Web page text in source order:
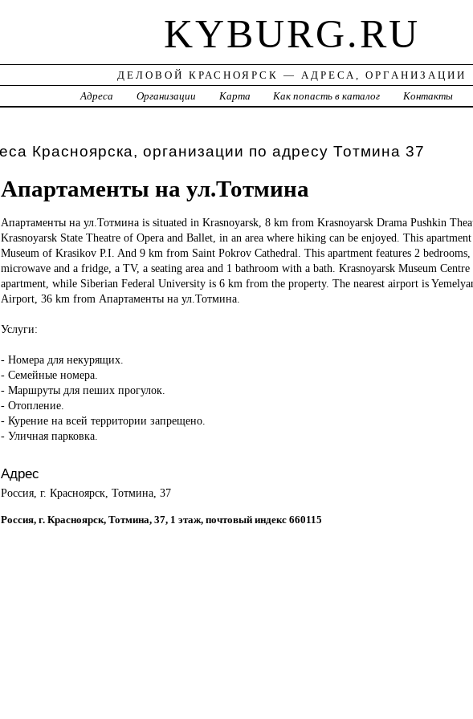
KYBURG.RU
ДЕЛОВОЙ КРАСНОЯРСК — АДРЕСА, ОРГАНИЗАЦИИ
Адреса
Организации Карта Как попасть в каталог Контакты
Красноярска, организации по адресу Тотмина 37
Апартаменты на ул.Тотмина
Апартаменты на ул.Тотмина is situated in Krasnoyarsk, 8 km from Krasnoyarsk Drama Pushkin
Krasnoyarsk State Theatre of Opera and Ballet, in an area where hiking can be enjoyed. This
Museum of Krasikov P.I. And 9 km from Saint Pokrov Cathedral. This apartment features 2
microwave and a fridge, a TV, a seating area and 1 bathroom with a bath. Krasnoyarsk Museum
apartment, while Siberian Federal University is 6 km from the property. The nearest airport is
Airport, 36 km from Апартаменты на ул.Тотмина.
Услуги:
- Номера для некурящих.
- Семейные номера.
- Маршруты для пеших прогулок.
- Отопление.
- Курение на всей территории запрещено.
- Уличная парковка.
Адрес
Россия, г. Красноярск, Тотмина, 37
Россия, г. Красноярск, Тотмина, 37, 1 этаж, почтовый индекс 660115